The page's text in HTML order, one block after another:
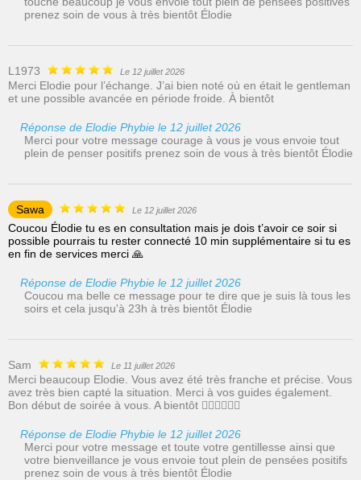
prenez soin de vous à très bientôt Élodie
L1973 Le 12 juillet 2026
Merci Elodie pour l’échange. J’ai bien noté où en était le gentleman
et une possible avancée en période froide. À bientôt
Réponse de Elodie Phybie le 12 juillet 2026
Merci pour votre message courage à vous je vous envoie tout
plein de penser positifs prenez soin de vous à très bientôt Élodie
Sawa Le 12 juillet 2026
Coucou Élodie tu es en consultation mais je dois t’avoir ce soir si
possible pourrais tu rester connecté 10 min supplémentaire si tu es
en fin de services merci 🙏
Réponse de Elodie Phybie le 12 juillet 2026
Coucou ma belle ce message pour te dire que je suis là tous les
soirs et cela jusqu'à 23h à très bientôt Élodie
Sam Le 11 juillet 2026
Merci beaucoup Elodie. Vous avez été très franche et précise. Vous
avez très bien capté la situation. Merci à vos guides également.
Bon début de soirée à vous. A bientôt 👍🏼🥰🥰✨️🌹
Réponse de Elodie Phybie le 12 juillet 2026
Merci pour votre message et toute votre gentillesse ainsi que
votre bienveillance je vous envoie tout plein de pensées positifs
prenez soin de vous à très bientôt Élodie